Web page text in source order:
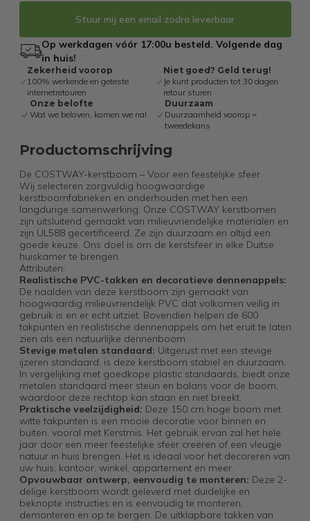
Stuur mij een email zodra leverbaar
Op werkdagen vóór 17:00u besteld. Volgende dag
in huis!
Zekerheid voorop
100% werkende en geteste
internetretouren
Niet goed? Geld terug!
Je kunt producten tot 30 dagen
retour sturen
Onze belofte
Wat we beloven, komen we na!
Duurzaam
Duurzaamheid voorop =
tweedekans
Productomschrijving
De COSTWAY-kerstboom – Voor een feestelijke sfeer
Wij selecteren zorgvuldig hoogwaardige
kerstboomfabrieken en onderhouden met hen een
langdurige samenwerking. Onze COSTWAY kerstbomen
zijn uitsluitend gemaakt van milieuvriendelijke materialen en
zijn UL588 gecertificeerd. Ze zijn duurzaam en altijd een
goede keuze. Ons doel is om de kerstsfeer in elke Duitse
huiskamer te brengen.
Attributen:
Realistische PVC-takken en decoratieve dennenappels:
De naalden van deze kerstboom zijn gemaakt van
hoogwaardig milieuvriendelijk PVC dat volkomen veilig in
gebruik is en er echt uitziet. Bovendien helpen de 600
takpunten en realistische dennenappels om het eruit te laten
zien als een natuurlijke dennenboom.
Stevige metalen standaard: Uitgerust met een stevige
ijzeren standaard, is deze kerstboom stabiel en duurzaam.
In vergelijking met goedkope plastic standaards, biedt onze
metalen standaard meer steun en balans voor de boom,
waardoor deze rechtop kan staan en niet breekt.
Praktische veelzijdigheid: Deze 150 cm hoge boom met
witte takpunten is een mooie decoratie voor binnen en
buiten, vooral met Kerstmis. Het gebruik ervan zal het hele
jaar door een meer feestelijke sfeer creëren of een vleugje
natuur in huis brengen. Het is ideaal voor het decoreren van
uw huis, kantoor, winkel, appartement en meer.
Opvouwbaar ontwerp, eenvoudig te monteren: Deze 2-
delige kerstboom wordt geleverd met duidelijke en
beknopte instructies en is eenvoudig te monteren,
demonteren en op te bergen. De uitklapbare takken van